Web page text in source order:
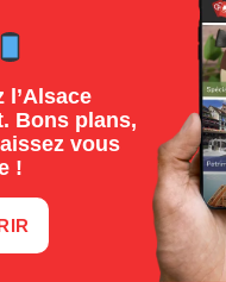
l’Alsace
Bons plans,
vous
!